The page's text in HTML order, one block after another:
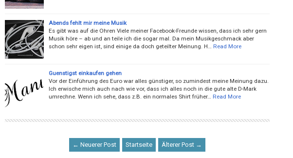
Abends fehlt mir meine Musik
Es gibt was auf die Ohren Viele meiner Facebook-Freunde wissen, dass ich sehr gern
Musik höre – ab und an teile ich die sogar mal. Da mein Musikgeschmack aber
schon sehr eigen ist, sind einige da doch geteilter Meinung. H…
Read More
Guenstigst einkaufen gehen
Vor der Einführung des Euro war alles günstiger, so zumindest meine Meinung dazu.
Ich erwische mich auch nach wie vor, dass ich alles noch in die gute alte D-Mark
umrechne. Wenn ich sehe, dass z.B. ein normales Shirt früher…
Read More
← Neuerer Post Startseite Älterer Post →